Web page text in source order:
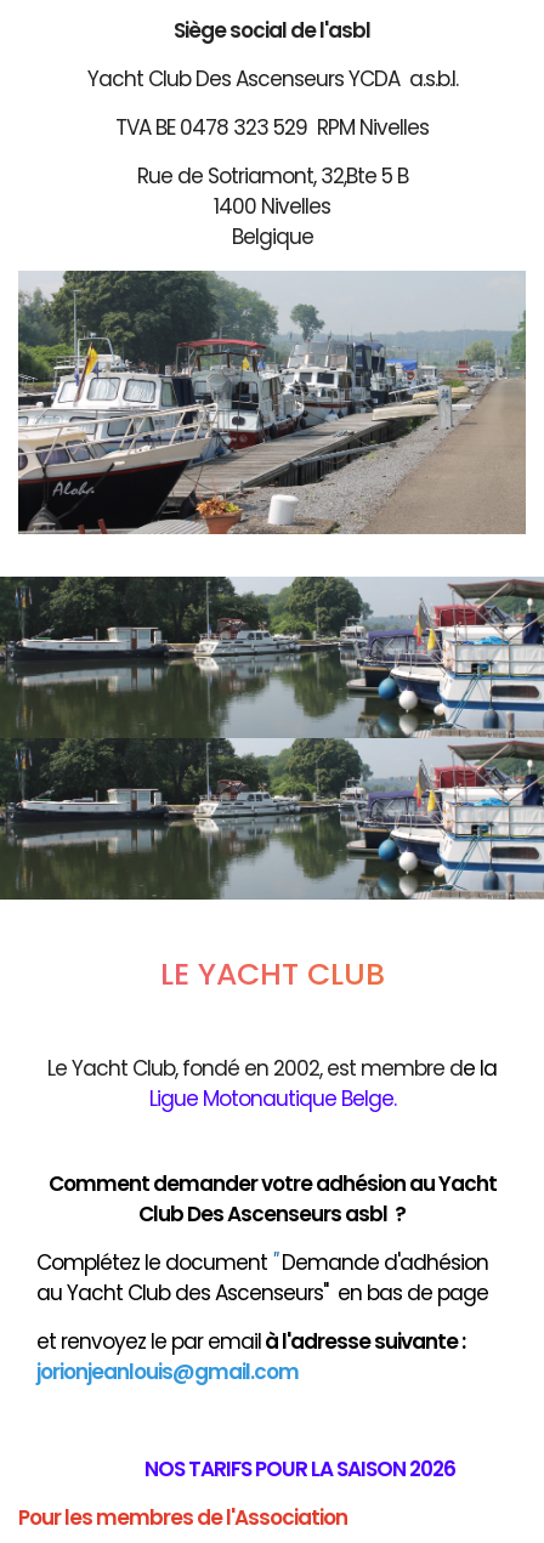
Siège social de l'asbl
Yacht Club Des Ascenseurs YCDA a.s.b.l.
TVA BE 0478 323 529 RPM Nivelles
Rue de Sotriamont, 32,Bte 5 B
1400 Nivelles
Belgique
LE YACHT CLUB
Le Yacht Club, fondé en 2002, est membre de la
Ligue Motonautique Belge.
Comment demander votre adhésion au Yacht
Club Des Ascenseurs asbl ?
Complétez le document "Demande d'adhésion
au Yacht Club des Ascenseurs" en bas de page
et renvoyez le par emailàl'adresse suivante :
jorionjeanlouis@gmail.com
NOS TARIFS POUR LA SAISON 2026
Pour les membres de l'Association